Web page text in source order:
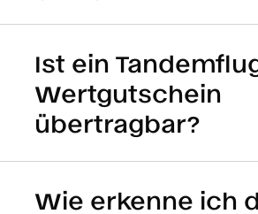
Ist ein
Wertgutschein
übertragbar?
Wie erkenne ich